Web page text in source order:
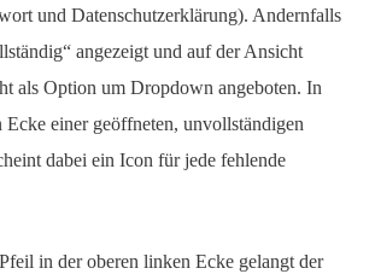
und Datenschutzerklärung). Andernfalls
angezeigt und auf der Ansicht
als Option um Dropdown angeboten. In
Ecke einer geöffneten, unvollständigen
dabei ein Icon für jede fehlende
in der oberen linken Ecke gelangt der